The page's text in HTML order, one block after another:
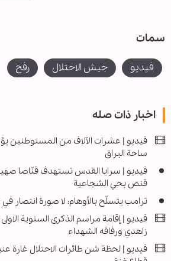
سمات
فیدیو جيش الاحتلال رفح
اخبار ذات صله
فيديو | عشرات الآلاف من المستوطنين
ساحة البراق
فيديو | سرايا القدس تستهدف قنّاصا
قنص بحي الشجاعية
ترامب يتسلّح بالأوهام: لا صورة انتصار في
فيديو | إقامة مراسم الذكرى السنوية
زاهدي ورفاقه الشهداء
فیديو | لحظة شن طائرات الاحتلال غارة